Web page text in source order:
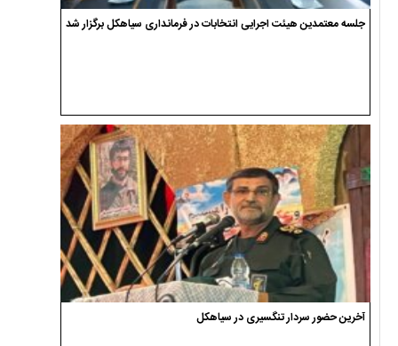
جلسه معتمدین هیئت اجرایی انتخابات در فرمانداری سیاهکل برگزار شد
آخرین حضور سردار تنگسیری در سیاهکل